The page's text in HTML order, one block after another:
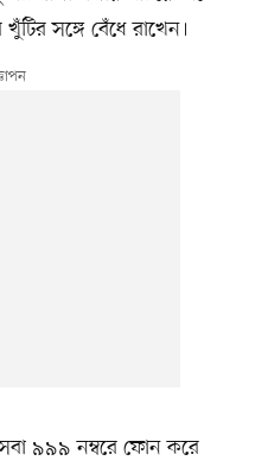
সঙ্গে বেঁধে রাখেন।
৯৯৯ নম্বরে ফোন করে